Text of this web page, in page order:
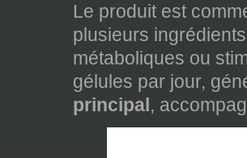
Le produit est
plusieurs
métaboliques ou
gélules par jour,
principal ,